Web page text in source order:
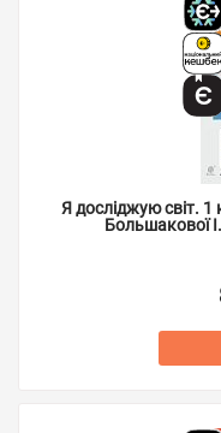
Я досліджую світ.
Большакової